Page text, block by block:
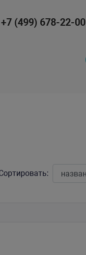
+7 (499) 678-22-00